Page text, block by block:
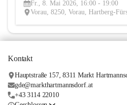
Fr., 8. Mai 2026, 16:00 - 19:00
Kontakt
Hauptstraße 157, 8311 Markt
gde@markthartmannsdorf.at
+43 3114 22010